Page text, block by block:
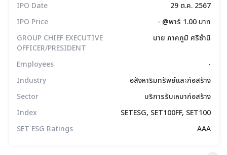
IPO Date
29 ต.ค. 2567
IPO Price
- @พาร์ 1.00 บาท
GROUP CHIEF EXECUTIVE
OFFICER/PRESIDENT
นาย ภาคภูมิ ศรีชำนิ
Employees
-
Industry
อสังหาริมทรัพย์และก่อสร้าง
Sector
บริการรับเหมาก่อสร้าง
Index
SETESG, SET100FF, SET100
SET ESG Ratings
AAA